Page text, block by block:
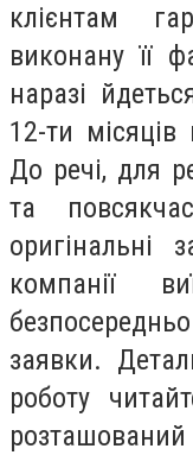
клієнтам
виконану її
наразі
12-ти місяців
До речі, для
та
оригінальні
компанії
заявки.
роботу